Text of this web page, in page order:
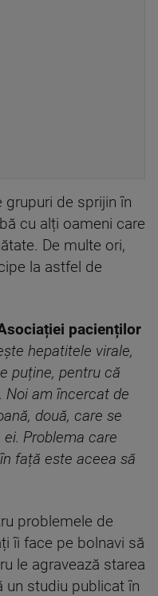
grupuri de sprijin în
cu alți oameni care
De multe ori,
la astfel de
pacienților
hepatitele virale,
puține, pentru că
Noi am încercat de
două, care se
Problema care
față este aceea să
problemele de
îi face pe bolnavi să
le agravează starea
un studiu publicat în